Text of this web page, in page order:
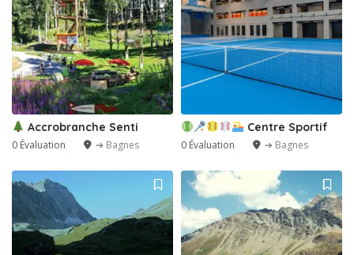
Accrobranche Senti
0 Évaluation ➔ Bagnes
Centre Sportif
0 Évaluation ➔ Bagnes